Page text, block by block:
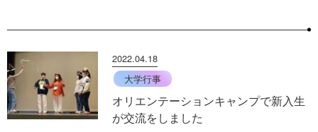
2022.04.18
大学行事
オリエンテーションキャンプで新入生
が交流をしました